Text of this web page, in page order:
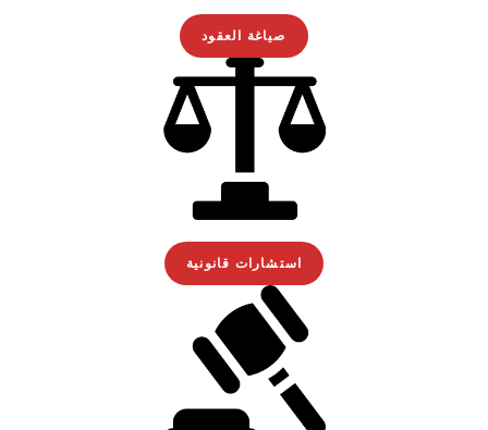
صياغة العقود
استشارات قانونية